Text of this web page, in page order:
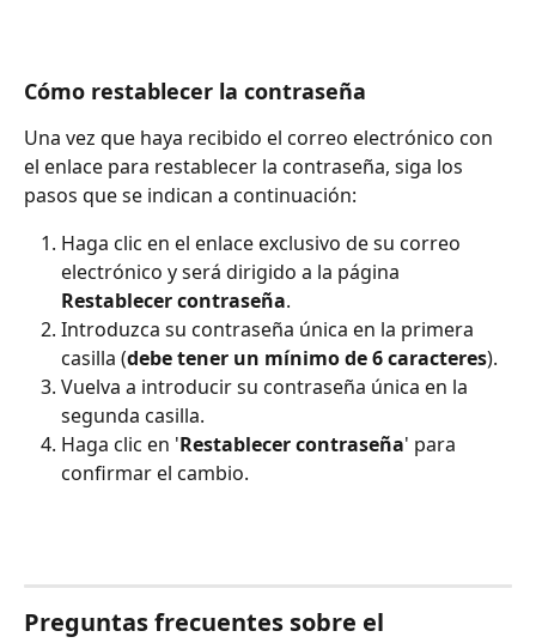
Cómo restablecer la contraseña
Una vez que haya recibido el correo electrónico con
el enlace para restablecer la contraseña, siga los
pasos que se indican a continuación:
Haga clic en el enlace exclusivo de su correo
electrónico y será dirigido a la página
Restablecer contraseña.
Introduzca su contraseña única en la primera
casilla (debe tener un mínimo de 6 caracteres).
Vuelva a introducir su contraseña única en la
segunda casilla.
Haga clic en 'Restablecer contraseña' para
confirmar el cambio.
Preguntas frecuentes sobre el